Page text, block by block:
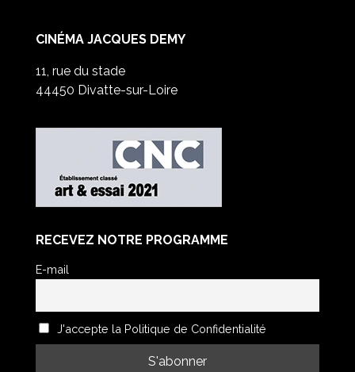
CINÉMA JACQUES DEMY
11, rue du stade
44450 Divatte-sur-Loire
RECEVEZ NOTRE PROGRAMME
E-mail
J'accepte la Politique de Confidentialité